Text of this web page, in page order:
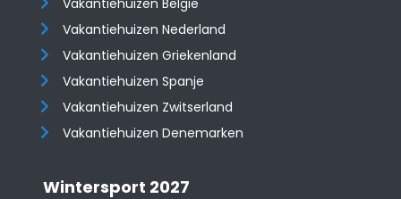
Vakantiehuizen België
Vakantiehuizen Nederland
Vakantiehuizen Griekenland
Vakantiehuizen Spanje
​​​​​​​Vakantiehuizen Zwitserland
Vakantiehuizen Denemarken
Wintersport 2027